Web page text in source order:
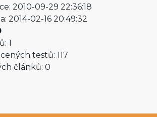
2010-09-29 22:36:18
2014-02-16 20:49:32
1
testů: 117
článků: 0